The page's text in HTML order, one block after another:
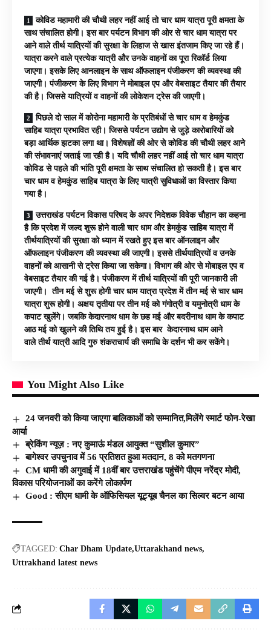
कोविड महामारी की चौथी लहर नहीं आई तो चार धाम यात्रा पूरी क्षमता के
साथ संचालित होगी। इस बार पर्यटन विभाग की ओर से चार धाम यात्रा पर
आने वाले तीर्थ यात्रियों की सुरक्षा के लिहाज से खास इंतजाम किए जा रहे हैं।
यात्रा करने वाले प्रत्येक यात्री और उनके वाहनों का पूरा रिकॉर्ड लिया
जाएगा। इसके लिए आनलाइन के साथ ऑफलाइन पंजीकरण की व्यवस्था की
जाएगी। पंजीकरण के लिए विभाग ने मोबाइल एप और वेबसाइट तैयार की तैयार
की है। जिससे यात्रियों व वाहनों की लोकेशन ट्रेस की जाएगी।
पिछले दो साल में कोरोना महामारी के प्रतिबंधों से चार धाम व हेमकुंड
साहिब यात्रा प्रभावित रही। जिससे पर्यटन उद्योग से जुड़े कारोबारियों को
बड़ा आर्थिक झटका लगा था। विशेषज्ञों की ओर से कोविड की चौथी लहर आने
की संभावनाएं जताई जा रही है। यदि चौथी लहर नहीं आई तो चार धाम यात्रा
कोविड से पहले की भांति पूरी क्षमता के साथ संचालित हो सकती है। इस बार
चार धाम व हेमकुंड साहिब यात्रा के लिए यात्री सुविधाओं का विस्तार किया
गया है।
उत्तराखंड पर्यटन विकास परिषद के अपर निदेशक विवेक चौहान का कहना
है कि प्रदेश में जल्द शुरू होने वाली चार धाम और हेमकुंड साहिब यात्रा में
तीर्थयात्रियों की सुरक्षा को ध्यान में रखते हुए इस बार ऑनलाइन और
ऑफलाइन पंजीकरण की व्यवस्था की जाएगी। इससे तीर्थयात्रियों व उनके
वाहनों को आसानी से ट्रेस किया जा सकेगा। विभाग की ओर से मोबाइल एप व
वेबसाइट तैयार की गई है। पंजीकरण में तीर्थ यात्रियों की पूरी जानकारी ली
जाएगी। तीन मई से शुरू होगी चार धाम यात्रा प्रदेश में तीन मई से चार धाम
यात्रा शुरू होगी। अक्षय तृतीया पर तीन मई को गंगोत्री व यमुनोत्री धाम के
कपाट खुलेंगे। जबकि केदारनाथ धाम के छह मई और बदरीनाथ धाम के कपाट
आठ मई को खुलने की तिथि तय हुई है। इस बार केदारनाथ धाम आने
वाले तीर्थ यात्री आदि गुरु शंकराचार्य की समाधि के दर्शन भी कर सकेंगे।
You Might Also Like
24 जनवरी को किया जाएगा बालिकाओं को सम्मानित,मिलेंगे स्मार्ट फोन-रेखा
आर्या
ब्रेकिंग न्यूज़ : नए कुमाऊं मंडल आयुक्त “सुशील कुमार”
बागेश्वर उपचुनाव में 56 प्रतिशत हुआ मतदान, 8 को मतगणना
CM धामी की अगुवाई में 18वीं बार उत्तराखंड पहुंचेंगे पीएम नरेंद्र मोदी,
विकास परियोजनाओं का करेंगे लोकार्पण
Good : सीएम धामी के ऑफिसियल यूट्यूब चैनल का सिल्वर बटन आया
TAGGED: Char Dham Update Uttarakhand news
Uttrakhand latest news